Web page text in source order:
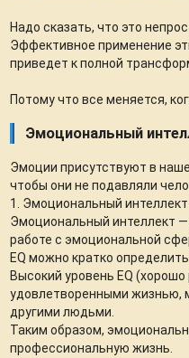
Надо сказать, что это
Эффективное применение
приведет к полной
Потому что все меняется,
Эмоциональный
Эмоции присутствуют в
чтобы они не подавляли
1. Эмоциональный интеллект
Эмоциональный интеллект —
работе с эмоциональной
EQ можно кратко
Высокий уровень EQ
удовлетворенными жизнью,
другими людьми.
Таким образом,
профессиональную жизнь.